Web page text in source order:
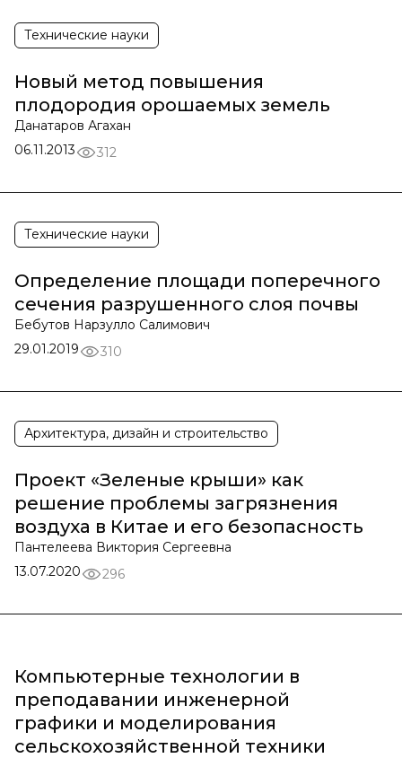
Технические науки
Новый метод повышения
плодородия орошаемых земель
Данатаров Агахан
06.11.2013
312
Технические науки
Определение площади поперечного
сечения разрушенного слоя почвы
Бебутов Нарзулло Салимович
29.01.2019
310
Архитектура, дизайн и строительство
Проект «Зеленые крыши» как
решение проблемы загрязнения
воздуха в Китае и его безопасность
Пантелеева Виктория Сергеевна
13.07.2020
296
Компьютерные технологии в
преподавании инженерной
графики и моделирования
сельскохозяйственной техники